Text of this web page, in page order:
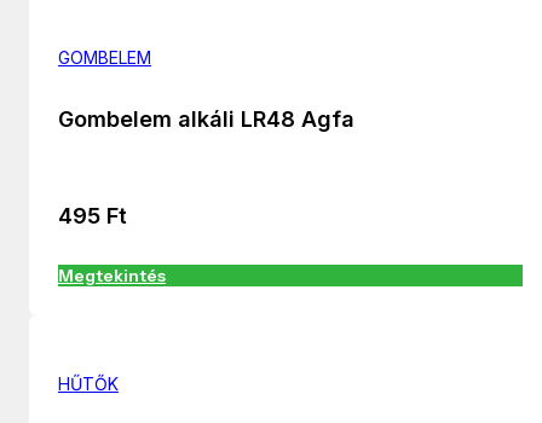
GOMBELEM
Gombelem alkáli LR48 Agfa
495 Ft
Megtekintés
HŰTŐK